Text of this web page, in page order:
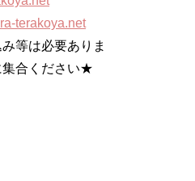
terakoya.net
等は必要ありま
集合ください★